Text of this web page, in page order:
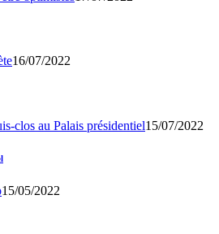
16/07/2022
15/07/2022
15/05/2022